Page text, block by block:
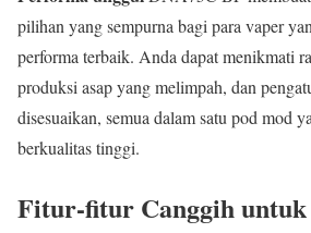
pilihan yang sempurna bagi para vaper
performa terbaik. Anda dapat menikmati
produksi asap yang melimpah, dan
disesuaikan, semua dalam satu pod mod
berkualitas tinggi.
Fitur-fitur Canggih untuk